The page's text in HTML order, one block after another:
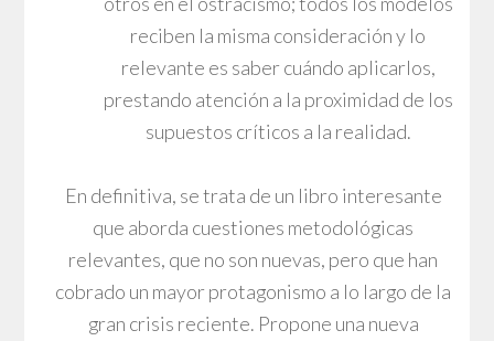
reciben la misma consideración y lo
relevante es saber cuándo aplicarlos,
prestando atención a la proximidad de los
supuestos críticos a la realidad.
En definitiva, se trata de un libro interesante
que aborda cuestiones metodológicas
relevantes, que no son nuevas, pero que han
cobrado un mayor protagonismo a lo largo de la
gran crisis reciente. Propone una nueva